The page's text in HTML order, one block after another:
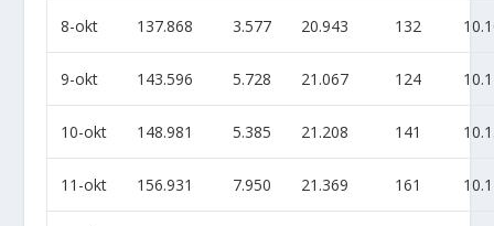
8-okt 137.868 3.577 20.943 132
9-okt 143.596 5.728 21.067 124
10-okt 148.981 5.385 21.208 141
11-okt 156.931 7.950 21.369 161